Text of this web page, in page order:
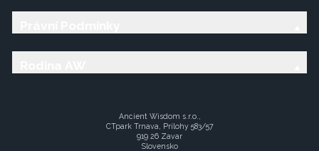
Ancient Wisdom s.r.o.,
CTpark Trnava, Prílohy 583/57
919 26 Zavar
Slovensko